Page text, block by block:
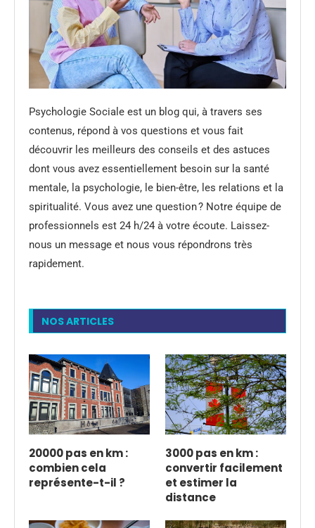
Psychologie Sociale est un blog qui, à travers ses
contenus, répond à vos questions et vous fait
découvrir les meilleurs des conseils et des astuces
dont vous avez essentiellement besoin sur la santé
mentale, la psychologie, le bien-être, les relations et la
spiritualité. Vous avez une question ? Notre équipe de
professionnels est 24 h/24 à votre écoute. Laissez-
nous un message et nous vous répondrons très
rapidement.
NOS ARTICLES
20000 pas en km :
combien cela
représente-t-il ?
3000 pas en km :
convertir facilement
et estimer la
distance